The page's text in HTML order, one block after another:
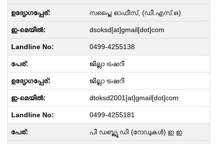
സപ്ലൈ ഓഫീസ്, (ഡി.എസ്.ഒ)
dsoksd[at]gmail[dot]com
0499-4255138
ജില്ലാ ട്രഷറി
ജില്ലാ ട്രഷറി
dtoksd2001[at]gmail[dot]com
0499-4255181
പി ഡബ്ല്യൂ ഡി (റോഡുകൾ) ഇ ഇ